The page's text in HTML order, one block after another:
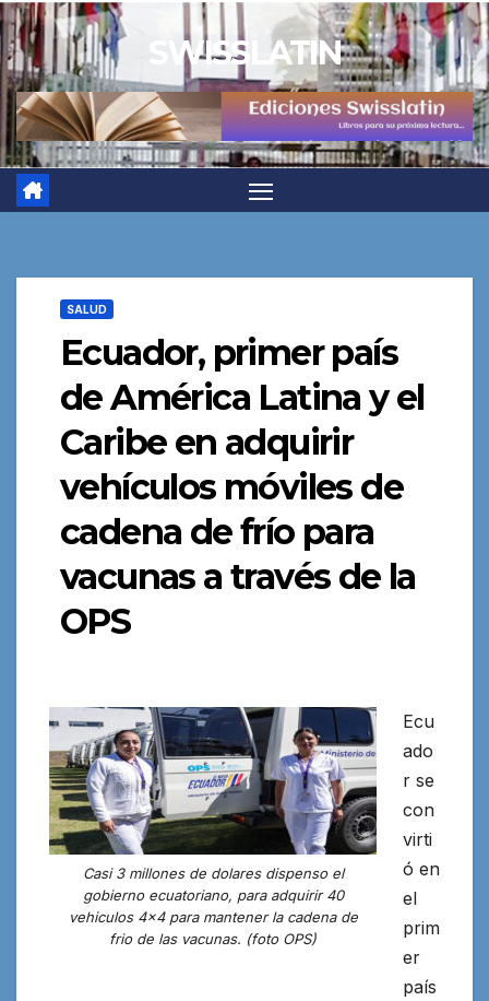
Saltar
al
contenido
SWISSLATIN
SALUD
Ecuador, primer país
de América Latina y el
Caribe en adquirir
vehículos móviles de
cadena de frío para
vacunas a través de la
OPS
Casi 3 millones de dolares dispenso el
gobierno ecuatoriano, para adquirir 40
vehiculos 4×4 para mantener la cadena de
frio de las vacunas. (foto OPS)
Ecu
ado
r se
con
virti
ó en
el
prim
er
país